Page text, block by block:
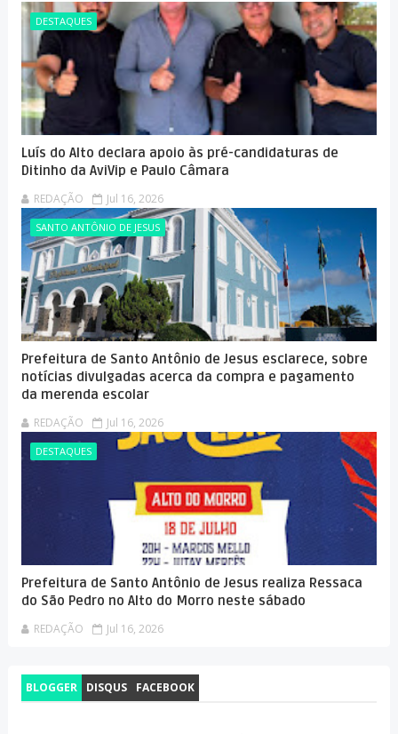
DESTAQUES
Luís do Alto declara apoio às pré-candidaturas de
Ditinho da AviVip e Paulo Câmara
REDAÇÃO Jul 16, 2026
SANTO ANTÔNIO DE JESUS
Prefeitura de Santo Antônio de Jesus esclarece, sobre
notícias divulgadas acerca da compra e pagamento
da merenda escolar
REDAÇÃO Jul 16, 2026
DESTAQUES
Prefeitura de Santo Antônio de Jesus realiza Ressaca
do São Pedro no Alto do Morro neste sábado
REDAÇÃO Jul 16, 2026
BLOGGER DISQUS FACEBOOK